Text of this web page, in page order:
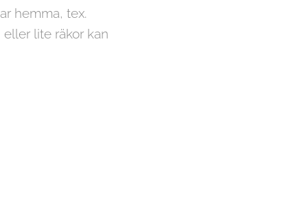
hemma, tex.
lite räkor kan